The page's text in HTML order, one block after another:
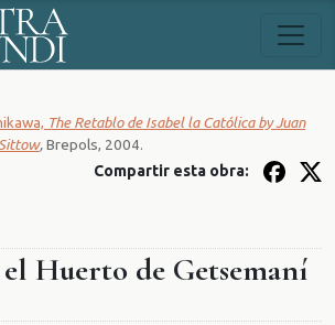
Huerto de Getsemaní
The Retablo de Isabel la Católica by Juan
,Brepols, 2004.
Compartir esta obra: